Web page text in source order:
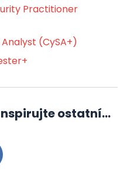
Practitioner
(CySA+)
ostatní...